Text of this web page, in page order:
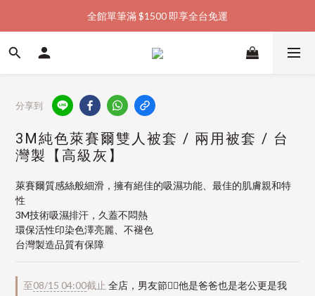
加入會員購物金  馬上領  馬上折
全館單筆滿 $1500 即享全台免運
加入會員購物金  馬上領  馬上折
分享到
3M純色萊賽爾雙人被套 / 兩用被套 / 台
灣製【高級灰】
萊賽爾質感絲般細滑，擁有絕佳的吸濕功能、最佳的肌膚親和特
性
3M技術吸濕排汗，久蓋不悶熱
環保活性印染色澤亮麗、不褪色
台灣製造品質有保障
至08/15 04:00截止 全店，男友節👱‍♂️他是爸爸也是老公更是我